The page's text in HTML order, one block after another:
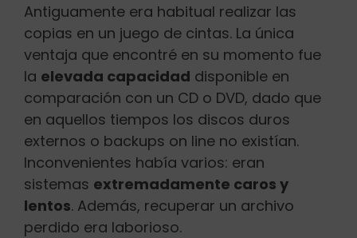
Antiguamente era habitual realizar las
copias en un juego de cintas. La única
ventaja que encontré en su momento fue
la elevada capacidad disponible en
comparación con un CD o DVD, dado que
en aquellos tiempos los discos duros
externos o backups on line no existían.
Inconvenientes había varios: eran
sistemas extremadamente caros y
lentos. Además, recuperar un archivo
perdido era laborioso.